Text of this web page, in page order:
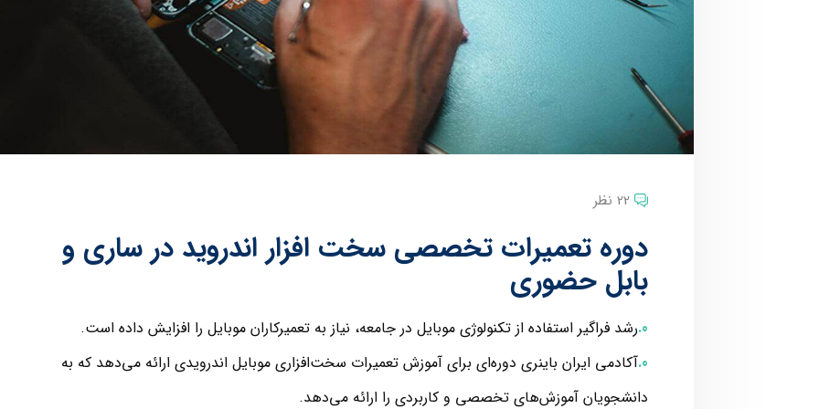
22 نظر
دوره تعمیرات تخصصی سخت افزار اندروید در ساری و
بابل حضوری
رشد فراگیر استفاده از تکنولوژی موبایل در جامعه، نیاز به تعمیرکاران موبایل را افزایش داده است.
آکادمی ایران باینری دوره‌ای برای آموزش تعمیرات سخت‌افزاری موبایل اندرویدی ارائه می‌دهد که به
دانشجویان آموزش‌های تخصصی و کاربردی را ارائه می‌دهد.